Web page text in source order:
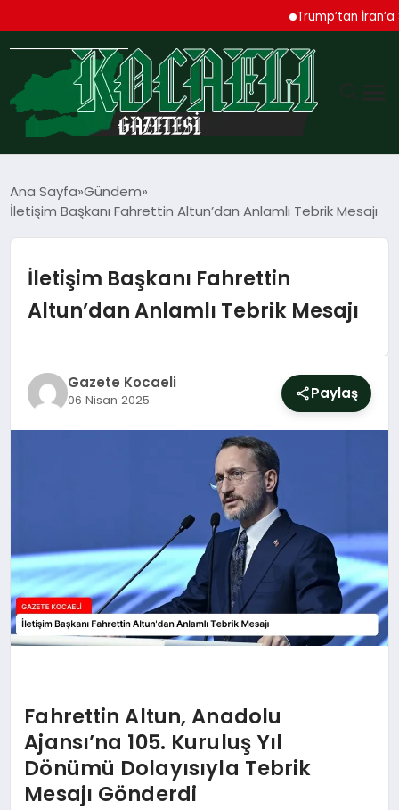
Trump’tan İran’a Sert
TEKNOLOJI
EKONOMI
SPOR
SIYASET
SAĞLIK
EĞITIM
Ana Sayfa Gündem
İletişim Başkanı Fahrettin Altun’dan Anlamlı Tebrik Mesajı
İletişim Başkanı Fahrettin
Altun’dan Anlamlı Tebrik Mesajı
Gazete Kocaeli
06 Nisan 2025 Paylaş
Fahrettin Altun, Anadolu
Ajansı’na 105. Kuruluş Yıl
Dönümü Dolayısıyla Tebrik
Mesajı Gönderdi